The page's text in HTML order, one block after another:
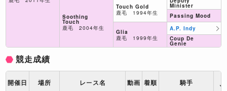
Soothing
Touch
鹿毛 2004年生
Touch Gold
鹿毛 1994年生
Glia
鹿毛 1999年生
Minister
Passing Mood
A.P. Indy
Coup De
Genie
競走成績
開催日 場所 レース名 動画 着順 騎手